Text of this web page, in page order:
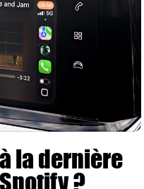
la dernière